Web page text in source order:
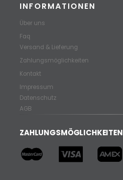
INFORMATIONEN
Über uns
Faq
Versand & Lieferung
Zahlungsmöglichkeiten
Kontakt
Impressum
Datenschutz
AGB
ZAHLUNGSMÖGLICHKEITEN